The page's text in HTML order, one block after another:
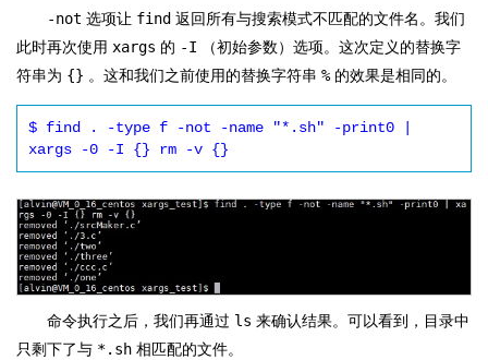
-not 选项让 find 返回所有与搜索模式不匹配的文件名。我们
此时再次使用 xargs 的 -I （初始参数）选项。这次定义的替换字
符串为 {} 。这和我们之前使用的替换字符串 %的效果是相同的。
$ find . -type f -not -name "*.sh" -print0 |
xargs -0 -I {} rm -v {}
命令执行之后，我们再通过 ls 来确认结果。可以看到，目录中
只剩下了与 *.sh 相匹配的文件。